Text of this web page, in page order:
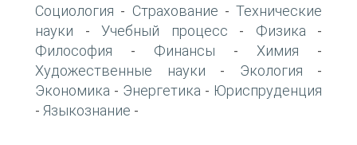
Социология - Страхование - Технические
науки - Учебный процесс - Физика -
Философия - Финансы - Химия -
Художественные науки - Экология -
Экономика - Энергетика - Юриспруденция
- Языкознание -